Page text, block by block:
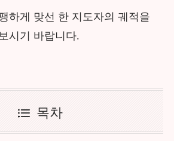
하게 맞선 한 지도자의 궤적을
시기 바랍니다.
목차